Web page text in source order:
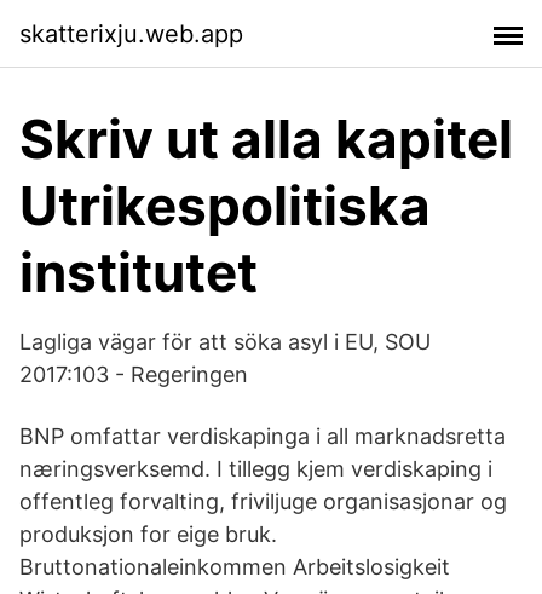
skatterixju.web.app
Skriv ut alla kapitel
Utrikespolitiska
institutet
Lagliga vägar för att söka asyl i EU, SOU
2017:103 - Regeringen
BNP omfattar verdiskapinga i all marknadsretta
næringsverksemd. I tillegg kjem verdiskaping i
offentleg forvalting, friviljuge organisasjonar og
produksjon for eige bruk.
Bruttonationaleinkommen Arbeitslosigkeit